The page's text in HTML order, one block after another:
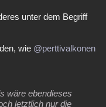
unter dem Begriff
wie @perttivalkonen
wäre ebendieses
letztlich nur die